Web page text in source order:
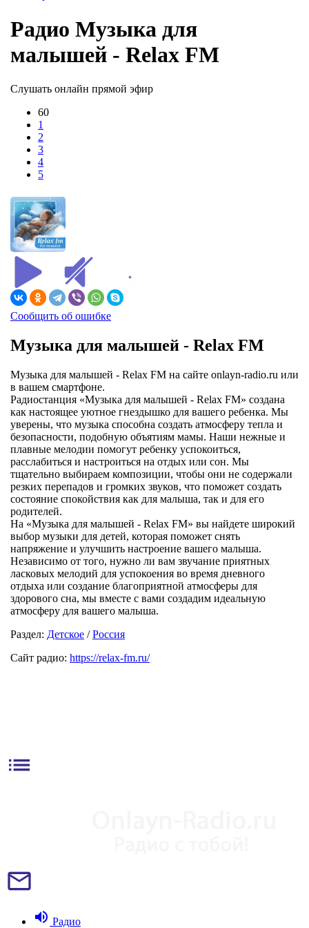
Радио Музыка для
малышей - Relax FM
Слушать онлайн прямой эфир
60
1
2
3
4
5
Сообщить об ошибке
Музыка для малышей - Relax FM
Музыка для малышей - Relax FM на сайте onlayn-radio.ru или
в вашем смартфоне.
Радиостанция «Музыка для малышей - Relax FM» создана
как настоящее уютное гнездышко для вашего ребенка. Мы
уверены, что музыка способна создать атмосферу тепла и
безопасности, подобную объятиям мамы. Наши нежные и
плавные мелодии помогут ребенку успокоиться,
расслабиться и настроиться на отдых или сон. Мы
тщательно выбираем композиции, чтобы они не содержали
резких перепадов и громких звуков, что поможет создать
состояние спокойствия как для малыша, так и для его
родителей.
На «Музыка для малышей - Relax FM» вы найдете широкий
выбор музыки для детей, которая поможет снять
напряжение и улучшить настроение вашего малыша.
Независимо от того, нужно ли вам звучание приятных
ласковых мелодий для успокоения во время дневного
отдыха или создание благоприятной атмосферы для
здорового сна, мы вместе с вами создадим идеальную
атмосферу для вашего малыша.
Раздел: Детское /Россия
Сайт радио: https://relax-fm.ru/
list
mail_outline
volume_up Радио